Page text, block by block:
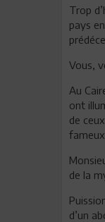
Trop
pays
Vous,
Au
ont
de
fameux
de la
d’un